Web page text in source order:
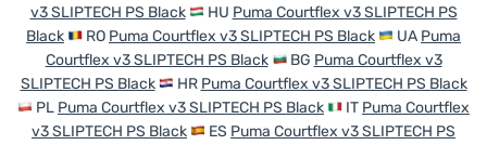
v3 SLIPTECH PS Black
HU Puma Courtflex v3 SLIPTECH PS
Black
RO Puma Courtflex v3 SLIPTECH PS Black UA Puma
Courtflex v3 SLIPTECH PS Black
BG Puma Courtflex v3
SLIPTECH PS Black
HR Puma Courtflex v3 SLIPTECH PS Black
PL Puma Courtflex v3 SLIPTECH PS Black IT Puma Courtflex
v3 SLIPTECH PS Black
ES Puma Courtflex v3 SLIPTECH PS